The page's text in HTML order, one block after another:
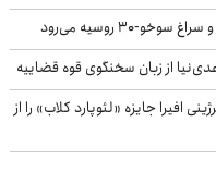
30 روسیه می‌رود
از زبان سخنگوی قوه قضاییه
افیرا جایزه «لئوپارد کلاب» را از